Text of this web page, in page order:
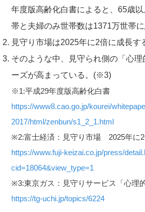
年度版高齢化白書によると、65歳
帯と夫婦のみ世帯数は1371万世帯
見守り市場は2025年に2倍に成長
そのような中、見守られ側の「心
ーズが高まっている。(※3)
※1:平成29年度版高齢化白書
https://www8.cao.go.jp/kourei/
2017/html/zenbun/s1_2_1.html
※2:富士経済：見守り市場 2025年に
https://www.fuji-keizai.co.jp/press/
cid=18064&view_type=1
※3:東京ガス：見守りサービス「心理
https://tg-uchi.jp/topics/6224